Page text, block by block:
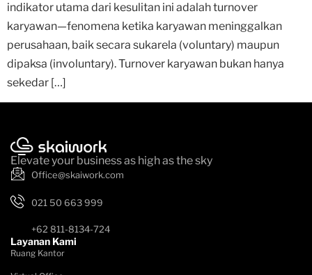
indikator utama dari kesulitan ini adalah turnover
karyawan—fenomena ketika karyawan meninggalkan
perusahaan, baik secara sukarela (voluntary) maupun
dipaksa (involuntary). Turnover karyawan bukan hanya
sekedar […]
Elevate your business as high as the sky
Office@skaiwork.com
021 50 663 999
+62 811-8134-724
Layanan Kami
Ruang Kantor